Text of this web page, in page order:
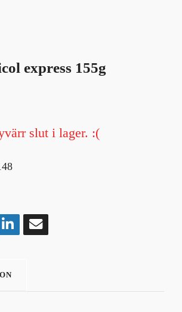
express 155g
slut i lager. :(